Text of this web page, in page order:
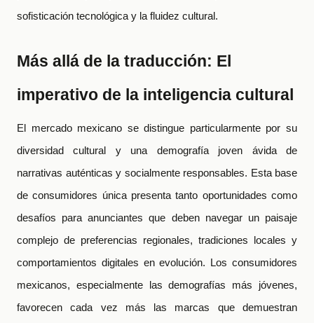
sofisticación tecnológica y la fluidez cultural.
Más allá de la traducción: El
imperativo de la inteligencia cultural
El mercado mexicano se distingue particularmente por su
diversidad cultural y una demografía joven ávida de
narrativas auténticas y socialmente responsables. Esta base
de consumidores única presenta tanto oportunidades como
desafíos para anunciantes que deben navegar un paisaje
complejo de preferencias regionales, tradiciones locales y
comportamientos digitales en evolución. Los consumidores
mexicanos, especialmente las demografías más jóvenes,
favorecen cada vez más las marcas que demuestran